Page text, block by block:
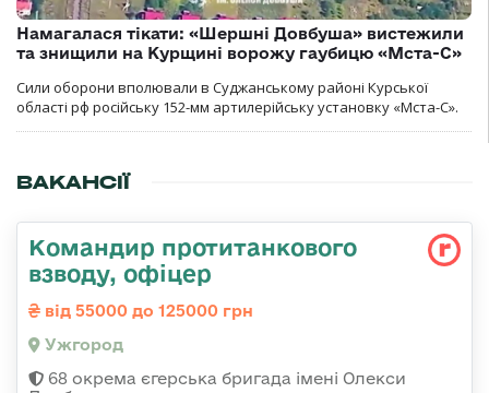
Намагалася тікати: «Шершні Довбуша» вистежили
та знищили на Курщині ворожу гаубицю «Мста-С»
Сили оборони вполювали в Суджанському районі Курської
області рф російську 152-мм артилерійську установку «Мста-С».
ВАКАНСІЇ
Командир протитанкового
взводу, офіцер
від 55000 до 125000 грн
Ужгород
68 окрема єгерська бригада імені Олекси